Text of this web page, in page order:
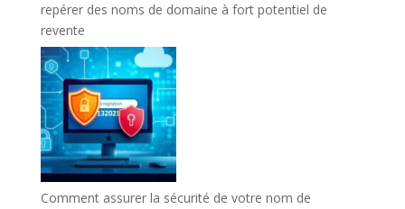
repérer des noms de domaine à fort potentiel de
revente
Comment assurer la sécurité de votre nom de